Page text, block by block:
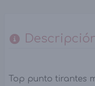
Top punto tirantes